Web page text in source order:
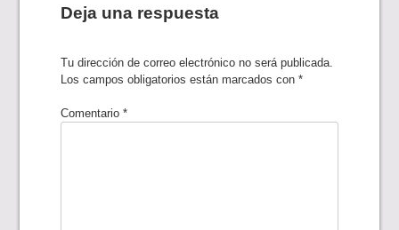
Deja una respuesta
Tu dirección de correo electrónico no será publicada.
Los campos obligatorios están marcados con*
Comentario*